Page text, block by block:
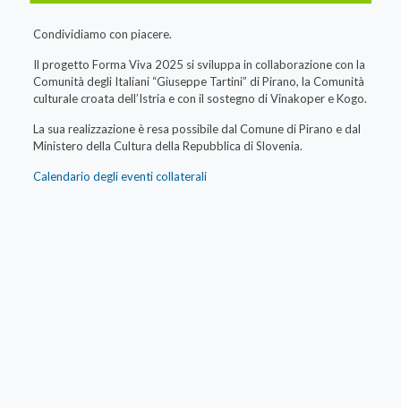
Condividiamo con piacere.
Il progetto Forma Viva 2025 si sviluppa in collaborazione con la
Comunità degli Italiani “Giuseppe Tartini” di Pirano, la Comunità
culturale croata dell’Istria e con il sostegno di Vinakoper e Kogo.
La sua realizzazione è resa possibile dal Comune di Pirano e dal
Ministero della Cultura della Repubblica di Slovenia.
Calendario degli eventi collaterali